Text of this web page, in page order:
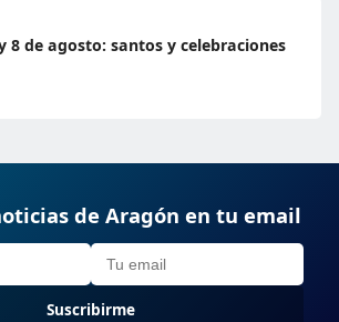
8 de agosto: santos y celebraciones
de Aragón en tu email
Suscribirme